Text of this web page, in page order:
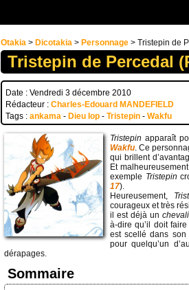
Otakia > Dicotakia > Personnage > Tristepin de
Tristepin de Percedal
Date : Vendredi 3 décembre 2010
Rédacteur : Charles-Edouard MANDEFIELD
Tags : ankama - Dieu Iop - Tristepin - Wakfu
Tristepin apparaît
Wakfu. Ce
qui brillent
Et malheureusement
exemple Tristepin
17).
Heureusement,
courageux et très
il est déjà un
à-dire qu’il doit
est scellé dans son
pour quelqu’un
dérapages.
Sommaire